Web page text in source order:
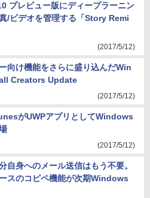
プレビュー版にディープラーニン
/ビデオを管理する「Story Remi
(2017/5/12)
向け機能をさらに盛り込んだWin
Creators Update
(2017/5/12)
がUWPアプリとしてWindows
(2017/5/12)
自身へのメール送信はもう不要。
スのコピペ機能が次期Windows